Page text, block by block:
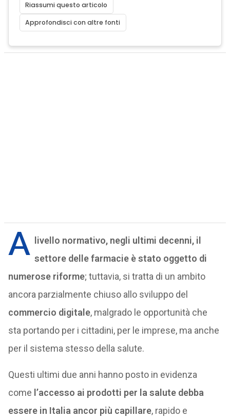
Riassumi questo articolo
Approfondisci con altre fonti
A
livello normativo, negli ultimi decenni, il
settore delle farmacie è stato oggetto di
numerose riforme; tuttavia, si tratta di un ambito
ancora parzialmente chiuso allo sviluppo del
commercio digitale, malgrado le opportunità che
sta portando per i cittadini, per le imprese, ma anche
per il sistema stesso della salute.
Questi ultimi due anni hanno posto in evidenza
come l’accesso ai prodotti per la salute debba
essere in Italia ancor più capillare, rapido e